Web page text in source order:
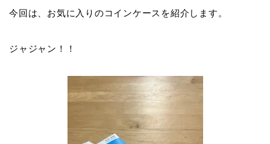
今回は、お気に入りのコインケースを紹介します。
ジャジャン！！